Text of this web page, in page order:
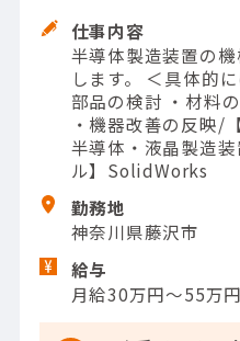
仕事内容
半導体製造装置の
します。 ＜具体的
部品の検討 ・材料
・機器改善の反映/
半導体・液晶製造
ル】SolidWorks
勤務地
神奈川県藤沢市
給与
月給30万円～55万